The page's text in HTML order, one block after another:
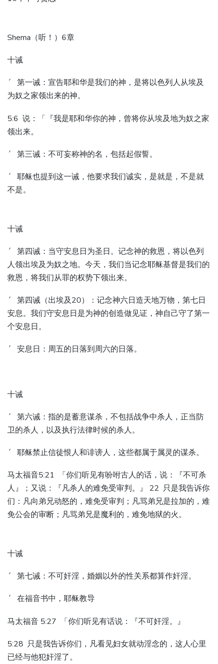
Shema（听！）6章
十诫
´ 第一诫：宣告耶和华是我们的神，是将以色列人从埃及
为奴之家领出来的神。
5:6 说：「『我是耶和华你的神，曾将你从埃及地为奴之家
领出来。
´ 第三诫：不可妄称神的名，包括起假誓。
´ 耶稣也提到这一诫，他要求我们诚实，是就是，不是就
不是。
十诫
´ 第四诫：当守安息日为圣日。记念神的救恩，将以色列
人领出埃及为奴之地。今天，我们当记念耶稣基督是我们的
救恩，将我们从罪的权势下领出来。
´ 第四诫（出埃及20）：记念神六日造天地万物，第七日
安息。我们守安息日是为神的创造做见证，神自己守了第一
个安息日。
´ 安息日：周五的日落到周六的日落。
十诫
´ 第六诫：指的是蓄意谋杀，不包括战争中杀人，正当防
卫的杀人，以及执行法律时候的杀人。
´ 耶稣禁止信徒恨人和诽谤人，这些都属于属灵的谋杀。
马太福音5:21 「你们听见有吩咐古人的话，说：『不可杀
人』；又说：『凡杀人的难免受审判。』 22 只是我告诉你
们：凡向弟兄动怒的，难免受审判；凡骂弟兄是拉加的，难
免公会的审断；凡骂弟兄是魔利的，难免地狱的火。
十诫
´ 第七诫：不可奸淫，婚姻以外的性关系都算作奸淫。
´ 在福音书中，耶稣教导
马太福音 5:27 「你们听见有话说：『不可奸淫。』
5:28 只是我告诉你们，凡看见妇女就动淫念的，这人心里
已经与他犯奸淫了。